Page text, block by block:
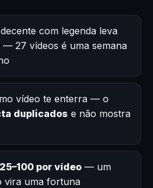
com legenda leva
— 27 vídeos é uma semana
vídeo te enterra — o
duplicados e não mostra
por vídeo — um
vira uma fortuna